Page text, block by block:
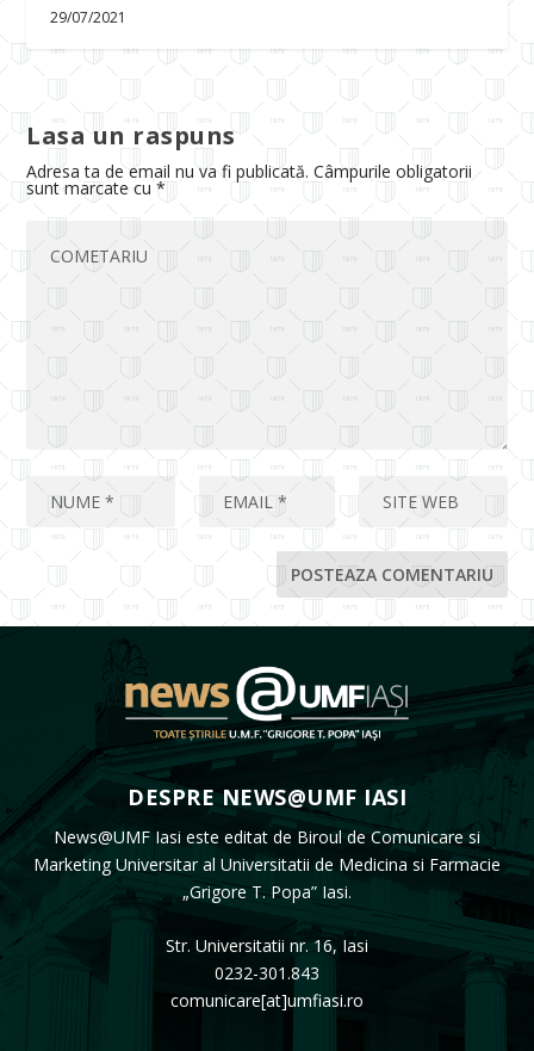
29/07/2021
Lasa un raspuns
Adresa ta de email nu va fi publicată. Câmpurile obligatorii
sunt marcate cu*
DESPRE NEWS@UMF IASI
News@UMF Iasi este editat de Biroul de Comunicare si
Marketing Universitar al Universitatii de Medicina si Farmacie
„Grigore T. Popa” Iasi.
Str. Universitatii nr. 16, Iasi
0232-301.843
comunicare[at]umfiasi.ro